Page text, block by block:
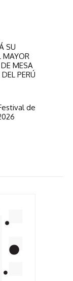
SU
MAYOR
MESA
PERÚ
de